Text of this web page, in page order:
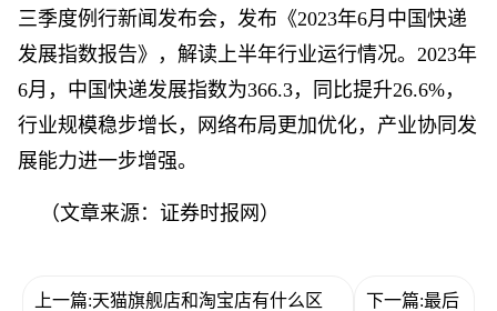
三季度例行新闻发布会，发布《2023年6月中国快递
发展指数报告》，解读上半年行业运行情况。2023年
6月，中国快递发展指数为366.3，同比提升26.6%，
行业规模稳步增长，网络布局更加优化，产业协同发
展能力进一步增强。
（文章来源：证券时报网）
上一篇:天猫旗舰店和淘宝店有什么区
下一篇:最后